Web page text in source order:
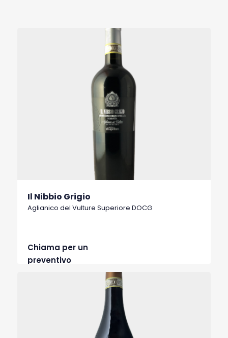
Il Nibbio Grigio
Aglianico del Vulture Superiore DOCG
Chiama per un
preventivo